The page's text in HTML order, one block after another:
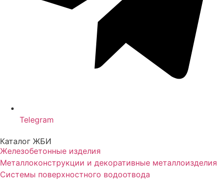
Telegram
Каталог ЖБИ
Железобетонные изделия
Металлоконструкции и декоративные металлоизделия
Системы поверхностного водоотвода